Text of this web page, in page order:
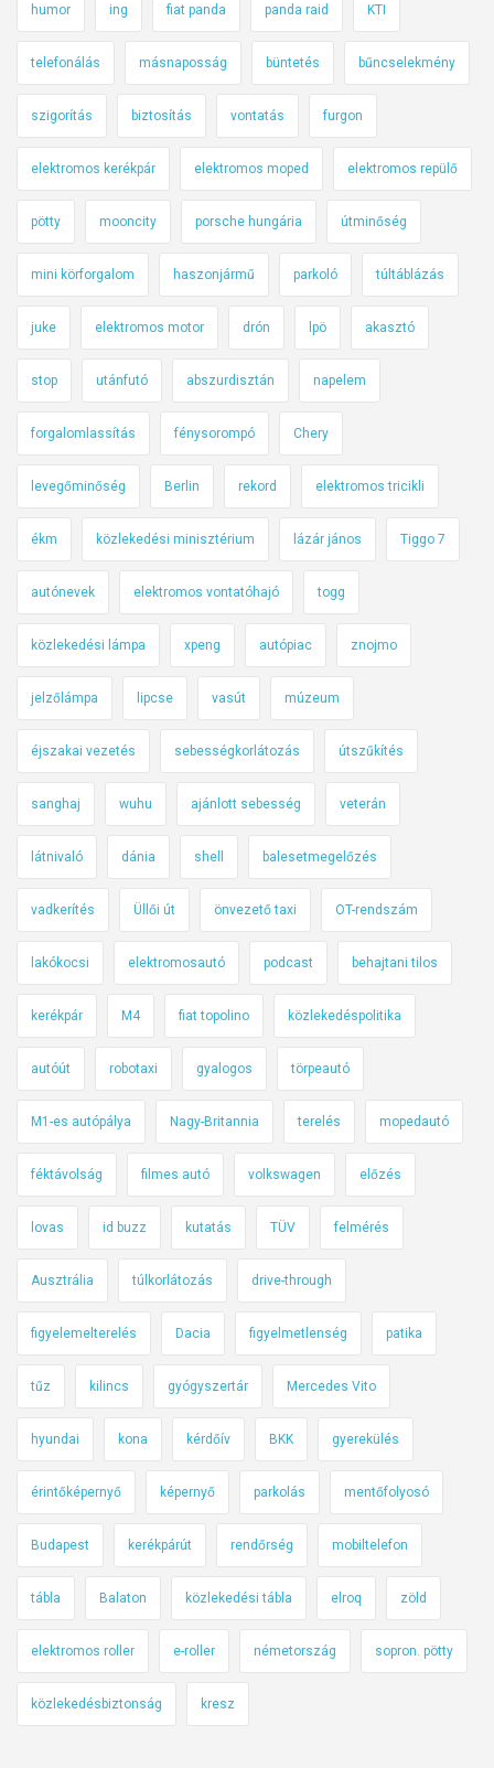
humor ing fiat panda panda raid KTI
telefonálás másnaposság büntetés bűncselekmény
szigorítás biztosítás vontatás furgon
elektromos kerékpár elektromos moped elektromos repülő
pötty mooncity porsche hungária útminőség
mini körforgalom haszonjármű parkoló túltáblázás
juke elektromos motor drón lpö akasztó
stop utánfutó abszurdisztán napelem
forgalomlassítás fénysorompó Chery
levegőminőség Berlin rekord elektromos tricikli
ékm közlekedési minisztérium lázár jános Tiggo 7
autónevek elektromos vontatóhajó togg
közlekedési lámpa xpeng autópiac znojmo
jelzőlámpa lipcse vasút múzeum
éjszakai vezetés sebességkorlátozás útszűkítés
sanghaj wuhu ajánlott sebesség veterán
látnivaló dánia shell balesetmegelőzés
vadkerítés Üllői út önvezető taxi OT-rendszám
lakókocsi elektromosautó podcast behajtani tilos
kerékpár M4 fiat topolino közlekedéspolitika
autóút robotaxi gyalogos törpeautó
M1-es autópálya Nagy-Britannia terelés mopedautó
féktávolság filmes autó volkswagen előzés
lovas id buzz kutatás TÜV felmérés
Ausztrália túlkorlátozás drive-through
figyelemelterelés Dacia figyelmetlenség patika
tűz kilincs gyógyszertár Mercedes Vito
hyundai kona kérdőív BKK gyerekülés
érintőképernyő képernyő parkolás mentőfolyosó
Budapest kerékpárút rendőrség mobiltelefon
tábla Balaton közlekedési tábla elroq zöld
elektromos roller e-roller németország sopron. pötty
közlekedésbiztonság kresz